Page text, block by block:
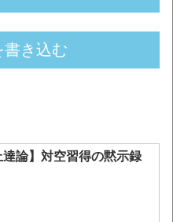
書き込む
達論】対空習得の黙示録